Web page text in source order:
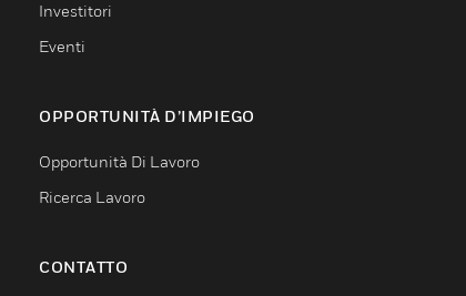
Investitori
Eventi
OPPORTUNITÀ D’IMPIEGO
Opportunità Di Lavoro
Ricerca Lavoro
CONTATTO